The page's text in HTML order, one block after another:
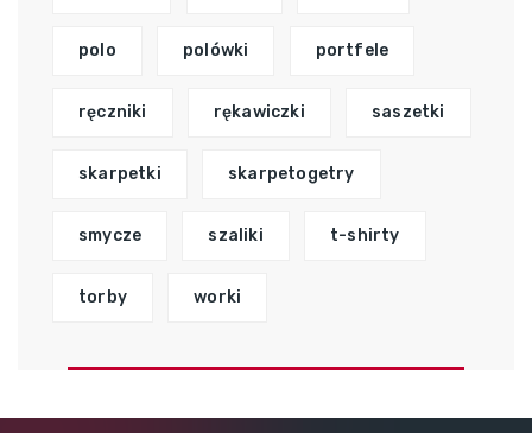
polo polówki portfele
ręczniki rękawiczki saszetki
skarpetki skarpetogetry
smycze szaliki t-shirty
torby worki